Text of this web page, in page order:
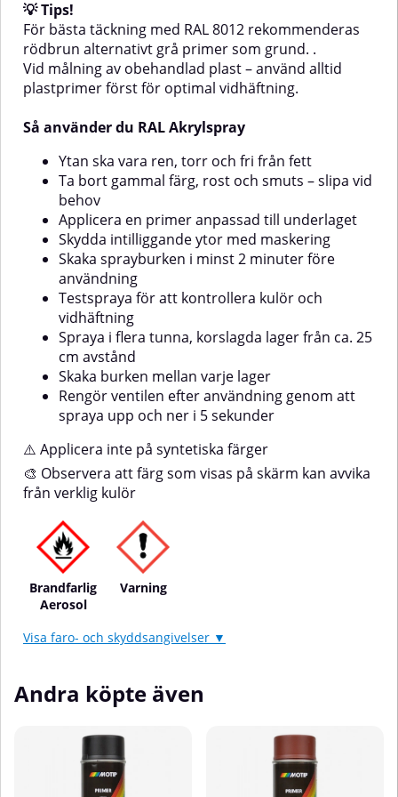
💡 Tips!
För bästa täckning med RAL 8012 rekommenderas
rödbrun alternativt grå primer som grund. .
Vid målning av obehandlad plast – använd alltid
plastprimer först för optimal vidhäftning.
Så använder du RAL Akrylspray
Ytan ska vara ren, torr och fri från fett
Ta bort gammal färg, rost och smuts – slipa vid
behov
Applicera en primer anpassad till underlaget
Skydda intilliggande ytor med maskering
Skaka sprayburken i minst 2 minuter före
användning
Testspraya för att kontrollera kulör och
vidhäftning
Spraya i flera tunna, korslagda lager från ca. 25
cm avstånd
Skaka burken mellan varje lager
Rengör ventilen efter användning genom att
spraya upp och ner i 5 sekunder
⚠️ Applicera inte på syntetiska färger
🎨 Observera att färg som visas på skärm kan avvika
från verklig kulör
Brandfarlig
Aerosol
Varning
Visa faro- och skyddsangivelser ▼
Andra köpte även